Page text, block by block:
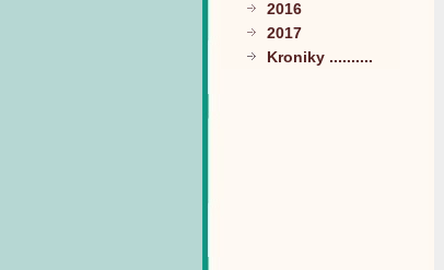
2016
2017
Kroniky ..........